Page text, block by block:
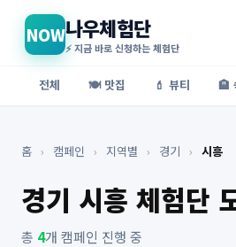
NOW나우체험단
⚡ 지금 바로 신청하는 체험단
전체 🍽️ 맛집 💄 뷰티 🏨
홈 › 캠페인 › 지역별 › 경기 › 시흥
경기 시흥 체험단
총 4개 캠페인 진행 중